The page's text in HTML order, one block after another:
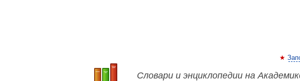
Словари и энциклопедии на